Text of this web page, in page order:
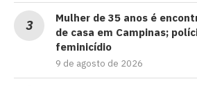
Mulher de 35 anos é
de casa em Campinas;
feminicídio
9 de agosto de 2026